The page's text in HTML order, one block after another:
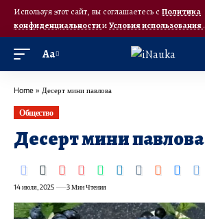
Используя этот сайт, вы соглашаетесь с Политика
конфиденциальностииУсловия использования.
Аа
Home » Десерт мини павлова
Общество
Десерт мини павлова
14 июля, 2025 3 Мин Чтения